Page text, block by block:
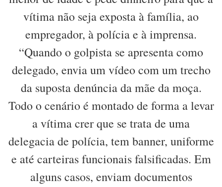
vítima não seja exposta à família, ao
empregador, à polícia e à imprensa.
“Quando o golpista se apresenta como
delegado, envia um vídeo com um trecho
da suposta denúncia da mãe da moça.
Todo o cenário é montado de forma a levar
a vítima crer que se trata de uma
delegacia de polícia, tem banner, uniforme
e até carteiras funcionais falsificadas. Em
alguns casos, enviam documentos